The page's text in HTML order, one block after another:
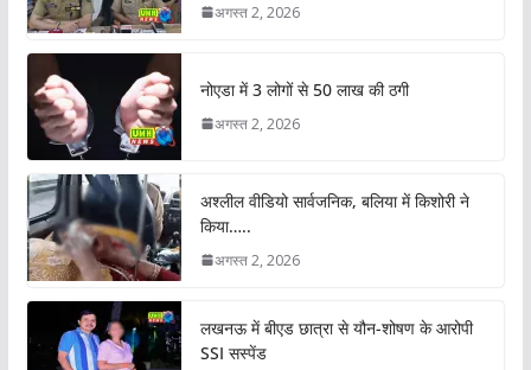
अगस्त 2, 2026
नोएडा में 3 लोगों से 50 लाख की ठगी
अगस्त 2, 2026
अश्लील वीडियो सार्वजनिक, बलिया में किशोरी ने
किया…..
अगस्त 2, 2026
लखनऊ में बीएड छात्रा से यौन-शोषण के आरोपी
SSI सस्पेंड